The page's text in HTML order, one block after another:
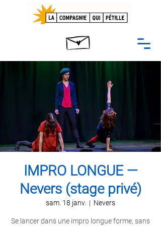
IMPRO LONGUE —
Nevers (stage privé)
sam. 18 janv.
  |
Nevers
Se lancer dans une impro longue forme, sans